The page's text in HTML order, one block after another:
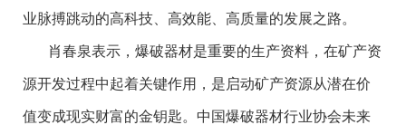
业脉搏跳动的高科技、高效能、高质量的发展之路。
肖春泉表示，爆破器材是重要的生产资料，在矿产资
源开发过程中起着关键作用，是启动矿产资源从潜在价
值变成现实财富的金钥匙。中国爆破器材行业协会未来